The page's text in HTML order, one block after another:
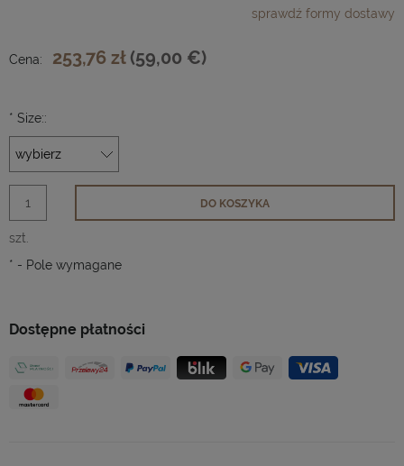
sprawdź formy dostawy
Dostępne płatności
Cena: 253,76 zł (59,00 €)
* Size::
szt.
DO KOSZYKA
* - Pole wymagane